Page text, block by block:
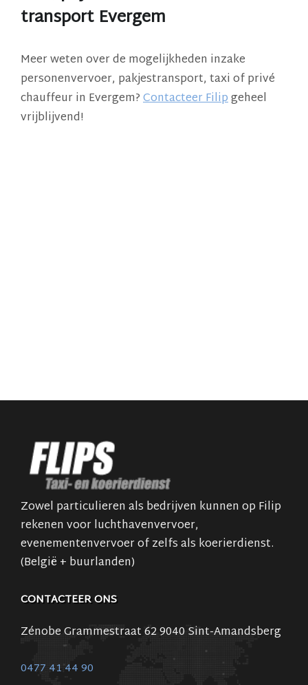
transport Evergem
Meer weten over de mogelijkheden inzake
personenvervoer, pakjestransport, taxi of privé
chauffeur in Evergem?Contacteer Filipgeheel
vrijblijvend!
Zowel particulieren als bedrijven kunnen op Filip
rekenen voor luchthavenvervoer,
evenementenvervoer of zelfs als koerierdienst.
(België + buurlanden)
CONTACTEER ONS
Zénobe Grammestraat 62 9040 Sint-Amandsberg
0477 41 44 90